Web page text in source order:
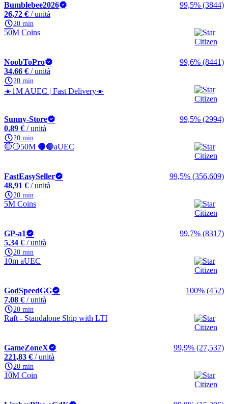
Bumblebee2026
99,5% (3844)
26,72 € / unità
20 min
50M Coins
NoobToPro
99,6% (8441)
34,66 € / unità
20 min
☀️1M AUEC | Fast Delivery☀️
Sunny-Store
99,5% (2994)
0,89 € / unità
20 min
🔴🔴50M 🔴🔴aUEC
FastEasySeller
99,5% (356,609)
48,91 € / unità
20 min
5M Coins
GP-a1
99,7% (8317)
5,34 € / unità
20 min
10m aUEC
GodSpeedGG
100% (452)
7,08 € / unità
20 min
Raft - Standalone Ship with LTI
GameZoneX
99,9% (27,537)
221,83 € / unità
20 min
10M Coin